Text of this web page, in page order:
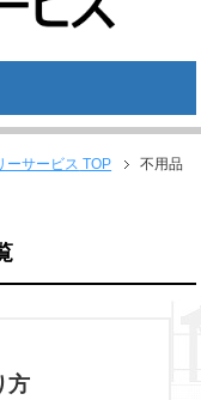
ーサービス TOP
不用品
方